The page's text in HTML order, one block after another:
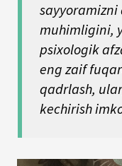
muhimligini,
psixologik
eng zaif
qadrlash,
kechirish